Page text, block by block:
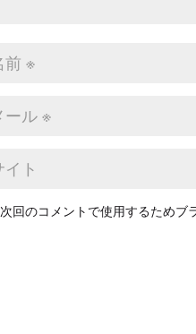
次回のコメントで使用するためブ